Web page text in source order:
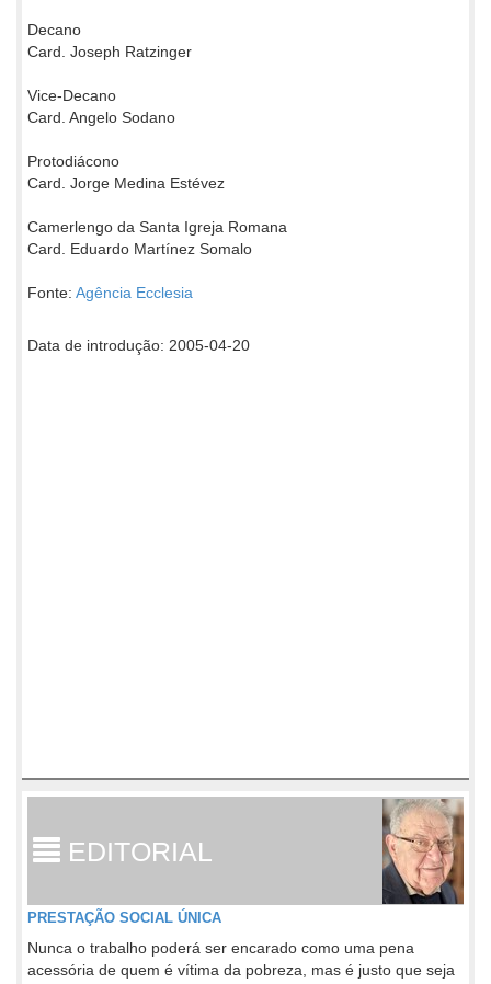
Decano
Card. Joseph Ratzinger
Vice-Decano
Card. Angelo Sodano
Protodiácono
Card. Jorge Medina Estévez
Camerlengo da Santa Igreja Romana
Card. Eduardo Martínez Somalo
Fonte: Agência Ecclesia
Data de introdução: 2005-04-20
EDITORIAL
PRESTAÇÃO SOCIAL ÚNICA
Nunca o trabalho poderá ser encarado como uma pena
acessória de quem é vítima da pobreza, mas é justo que seja